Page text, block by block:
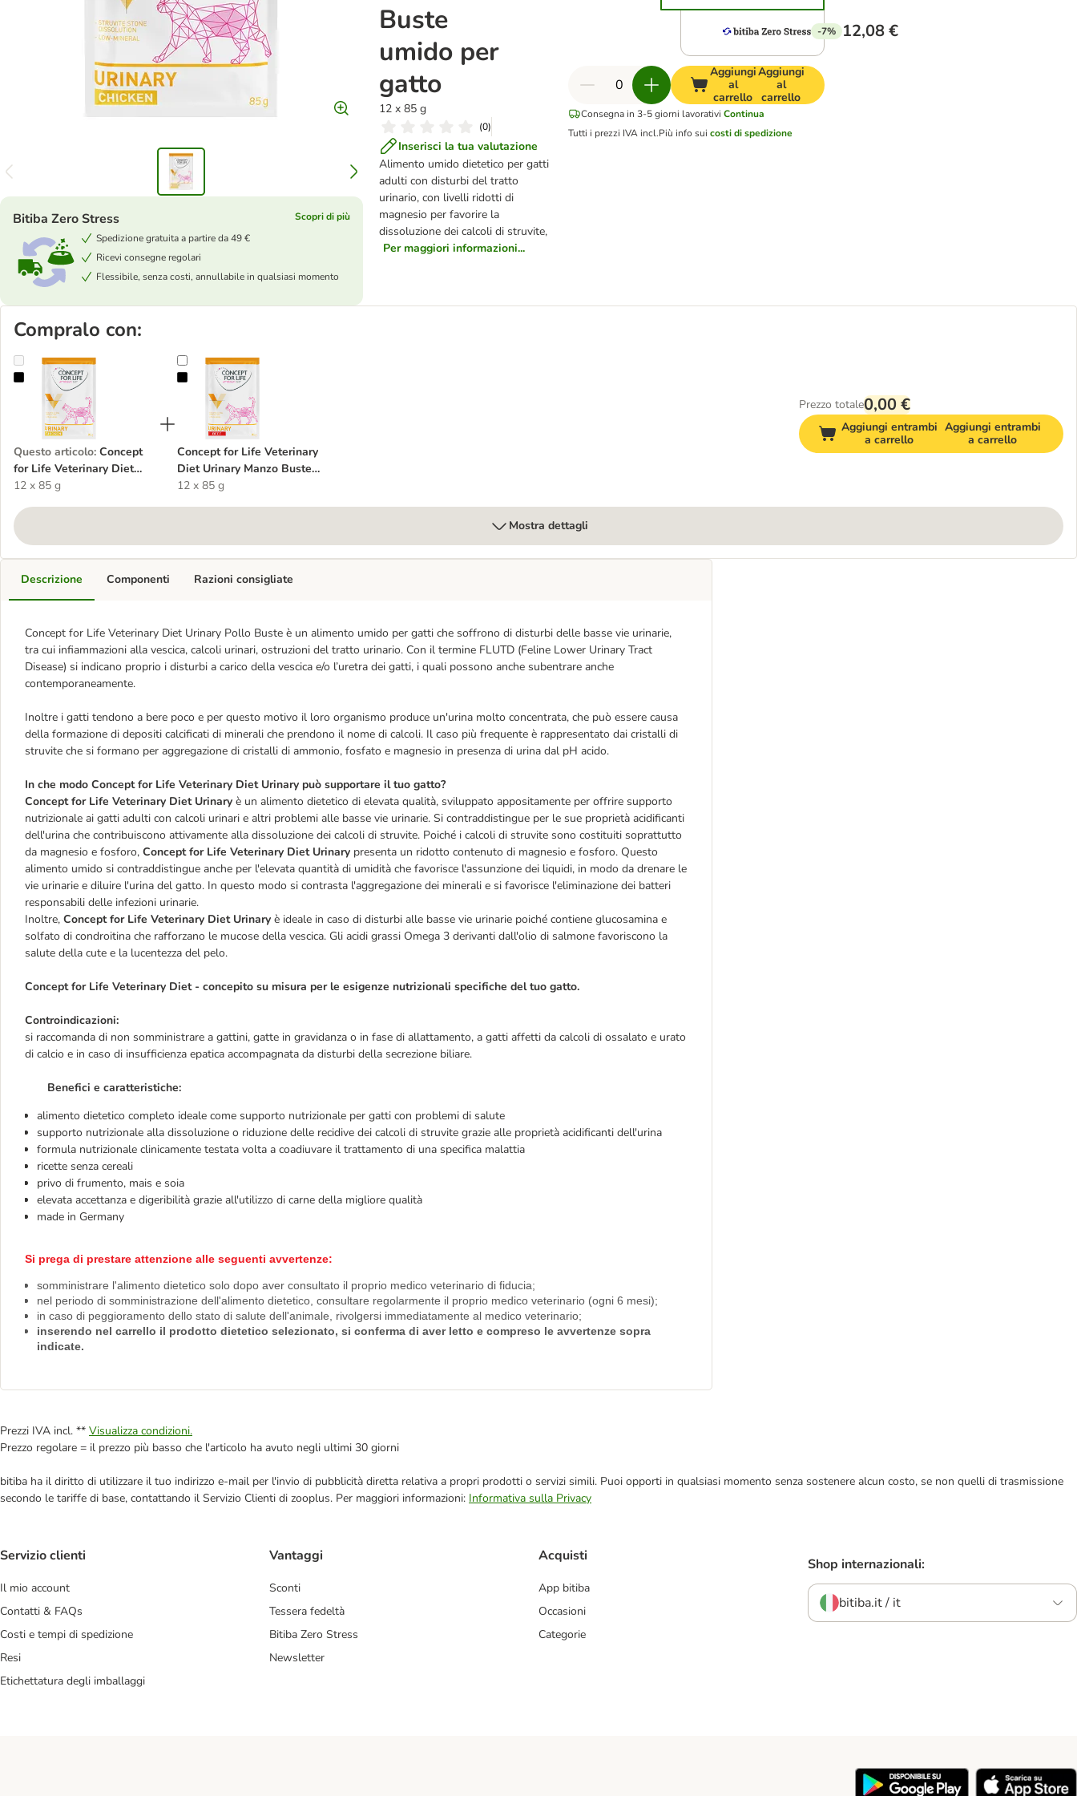
Buste
umido per
gatto
12 x 85 g
(0)
Inserisci la tua valutazione
Alimento umido dietetico per gatti
adulti con disturbi del tratto
urinario, con livelli ridotti di
magnesio per favorire la
dissoluzione dei calcoli di struvite,
Per maggiori informazioni...
Bitiba Zero Stress
Scopri di più
Spedizione gratuita a partire da 49 €
Ricevi consegne regolari
Flessibile, senza costi, annullabile in qualsiasi momento
-7% 12,08 €
Aggiungi
al
carrello
Aggiungi
al
carrello
Consegna in 3-5 giorni lavorativi Continua
Tutti i prezzi IVA incl.Più info sui costi di spedizione
Compralo con:
Concept for Life Veterinary Diet Urinary Pollo Buste umido per gatto
Questo articolo: Concept
for Life Veterinary Diet
Urinary Pollo Buste umido
12 x 85 g
Concept for Life Veterinary Diet Urinary Manzo Buste umido per gatto
Concept for Life Veterinary
Diet Urinary Manzo Buste
umido per gatto
12 x 85 g
Prezzo totale0,00 €
Aggiungi entrambi
a carrello
Aggiungi entrambi
a carrello
Mostra dettagli
Descrizione
Concept for Life Veterinary Diet Urinary Pollo Buste è un alimento umido per gatti che soffrono di disturbi delle basse vie urinarie,
tra cui infiammazioni alla vescica, calcoli urinari, ostruzioni del tratto urinario. Con il termine FLUTD (Feline Lower Urinary Tract
Disease) si indicano proprio i disturbi a carico della vescica e/o l’uretra dei gatti, i quali possono anche subentrare anche
contemporaneamente.
Inoltre i gatti tendono a bere poco e per questo motivo il loro organismo produce un'urina molto concentrata, che può essere causa
della formazione di depositi calcificati di minerali che prendono il nome di calcoli. Il caso più frequente è rappresentato dai cristalli di
struvite che si formano per aggregazione di cristalli di ammonio, fosfato e magnesio in presenza di urina dal pH acido.
In che modo Concept for Life Veterinary Diet Urinary può supportare il tuo gatto?
Concept for Life Veterinary Diet Urinary è un alimento dietetico di elevata qualità, sviluppato appositamente per offrire supporto
nutrizionale ai gatti adulti con calcoli urinari e altri problemi alle basse vie urinarie. Si contraddistingue per le sue proprietà acidificanti
dell'urina che contribuiscono attivamente alla dissoluzione dei calcoli di struvite. Poiché i calcoli di struvite sono costituiti soprattutto
da magnesio e fosforo, Concept for Life Veterinary Diet Urinary presenta un ridotto contenuto di magnesio e fosforo. Questo
alimento umido si contraddistingue anche per l'elevata quantità di umidità che favorisce l'assunzione dei liquidi, in modo da drenare le
vie urinarie e diluire l'urina del gatto. In questo modo si contrasta l'aggregazione dei minerali e si favorisce l'eliminazione dei batteri
responsabili delle infezioni urinarie.
Inoltre, Concept for Life Veterinary Diet Urinary è ideale in caso di disturbi alle basse vie urinarie poiché contiene glucosamina e
solfato di condroitina che rafforzano le mucose della vescica. Gli acidi grassi Omega 3 derivanti dall'olio di salmone favoriscono la
salute della cute e la lucentezza del pelo.
Concept for Life Veterinary Diet - concepito su misura per le esigenze nutrizionali specifiche del tuo gatto.
Controindicazioni:
si raccomanda di non somministrare a gattini, gatte in gravidanza o in fase di allattamento, a gatti affetti da calcoli di ossalato e urato
di calcio e in caso di insufficienza epatica accompagnata da disturbi della secrezione biliare.
Benefici e caratteristiche:
alimento dietetico completo ideale come supporto nutrizionale per gatti con problemi di salute
supporto nutrizionale alla dissoluzione o riduzione delle recidive dei calcoli di struvite grazie alle proprietà acidificanti dell'urina
formula nutrizionale clinicamente testata volta a coadiuvare il trattamento di una specifica malattia
ricette senza cereali
privo di frumento, mais e soia
elevata accettanza e digeribilità grazie all'utilizzo di carne della migliore qualità
made in Germany
Si prega di prestare attenzione alle seguenti avvertenze:
somministrare l'alimento dietetico solo dopo aver consultato il proprio medico veterinario di fiducia;
nel periodo di somministrazione dell'alimento dietetico, consultare regolarmente il proprio medico veterinario (ogni 6 mesi);
in caso di peggioramento dello stato di salute dell'animale, rivolgersi immediatamente al medico veterinario;
inserendo nel carrello il prodotto dietetico selezionato, si conferma di aver letto e compreso le avvertenze sopra
indicate.
Componenti Razioni consigliate
Prezzi IVA incl. ** Visualizza condizioni.
Prezzo regolare = il prezzo più basso che l'articolo ha avuto negli ultimi 30 giorni
bitiba ha il diritto di utilizzare il tuo indirizzo e-mail per l'invio di pubblicità diretta relativa a propri prodotti o servizi simili. Puoi opporti in qualsiasi momento senza sostenere alcun costo, se non quelli di trasmissione
secondo le tariffe di base, contattando il Servizio Clienti di zooplus. Per maggiori informazioni: Informativa sulla Privacy
Servizio clienti
Il mio account
Contatti & FAQs
Costi e tempi di spedizione
Resi
Etichettatura degli imballaggi
Vantaggi
Sconti
Tessera fedeltà
Bitiba Zero Stress
Newsletter
Acquisti
App bitiba
Occasioni
Categorie
Shop internazionali:
bitiba.it / it